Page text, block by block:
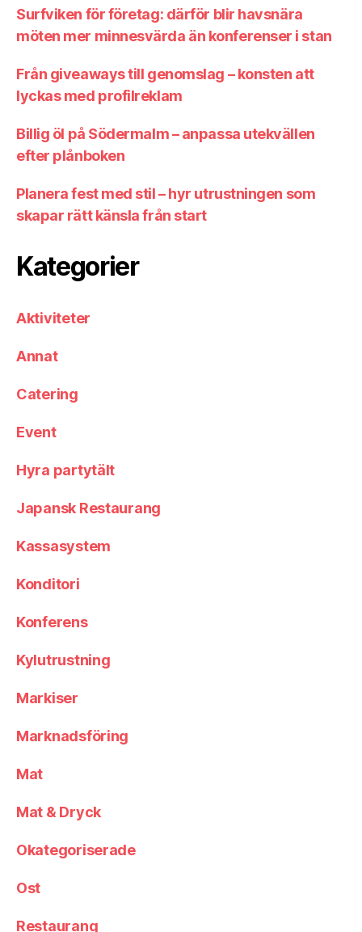
Surfviken för företag: därför blir havsnära
möten mer minnesvärda än konferenser i stan
Från giveaways till genomslag – konsten att
lyckas med profilreklam
Billig öl på Södermalm – anpassa utekvällen
efter plånboken
Planera fest med stil – hyr utrustningen som
skapar rätt känsla från start
Kategorier
Aktiviteter
Annat
Catering
Event
Hyra partytält
Japansk Restaurang
Kassasystem
Konditori
Konferens
Kylutrustning
Markiser
Marknadsföring
Mat
Mat & Dryck
Okategoriserade
Ost
Restaurang